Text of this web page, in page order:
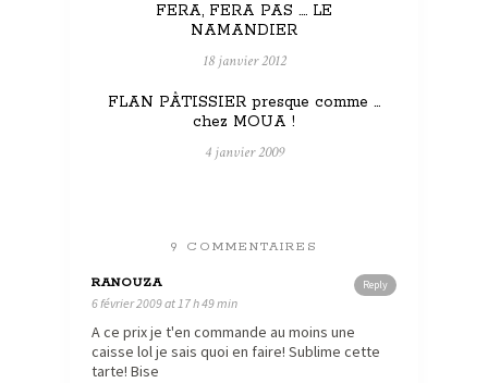
FERA, FERA PAS …. LE
NAMANDIER
18 janvier 2012
FLAN PÂTISSIER presque comme …
chez MOUA !
4 janvier 2009
9 COMMENTAIRES
Reply
RANOUZA
6 février 2009 at 17 h 49 min
A ce prix je t'en commande au moins une
caisse lol je sais quoi en faire! Sublime cette
tarte! Bise